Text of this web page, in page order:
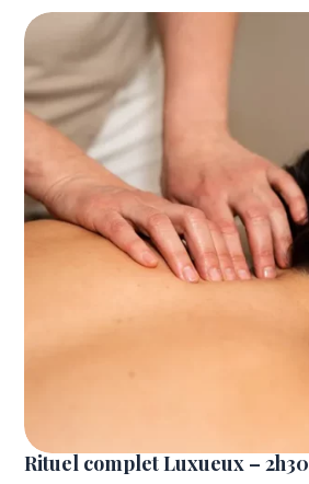
Rituel complet Luxueux – 2h30